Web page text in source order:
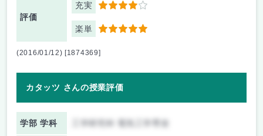
評価
充実 4
楽単 5
(2016/01/12) [1874369]
カタッツ さんの授業評価
学部 学科